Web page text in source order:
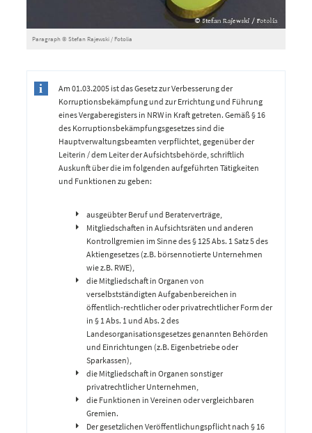
Paragraph © Stefan Rajewski / Fotolia
Am 01.03.2005 ist das Gesetz zur Verbesserung der
Korruptionsbekämpfung und zur Errichtung und Führung
eines Vergaberegisters in NRW in Kraft getreten. Gemäß § 16
des Korruptionsbekämpfungsgesetzes sind die
Hauptverwaltungsbeamten verpflichtet, gegenüber der
Leiterin / dem Leiter der Aufsichtsbehörde, schriftlich
Auskunft über die im folgenden aufgeführten Tätigkeiten
und Funktionen zu geben:
ausgeübter Beruf und Beraterverträge,
Mitgliedschaften in Aufsichtsräten und anderen
Kontrollgremien im Sinne des § 125 Abs. 1 Satz 5 des
Aktiengesetzes (z.B. börsennotierte Unternehmen
wie z.B. RWE),
die Mitgliedschaft in Organen von
verselbstständigten Aufgabenbereichen in
öffentlich-rechtlicher oder privatrechtlicher Form der
in § 1 Abs. 1 und Abs. 2 des
Landesorganisationsgesetzes genannten Behörden
und Einrichtungen (z.B. Eigenbetriebe oder
Sparkassen),
die Mitgliedschaft in Organen sonstiger
privatrechtlicher Unternehmen,
die Funktionen in Vereinen oder vergleichbaren
Gremien.
Der gesetzlichen Veröffentlichungspflicht nach § 16